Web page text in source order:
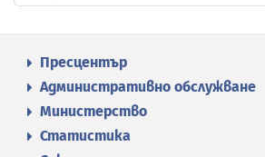
Пресцентър
Административно обслужване
Министерство
Статистика